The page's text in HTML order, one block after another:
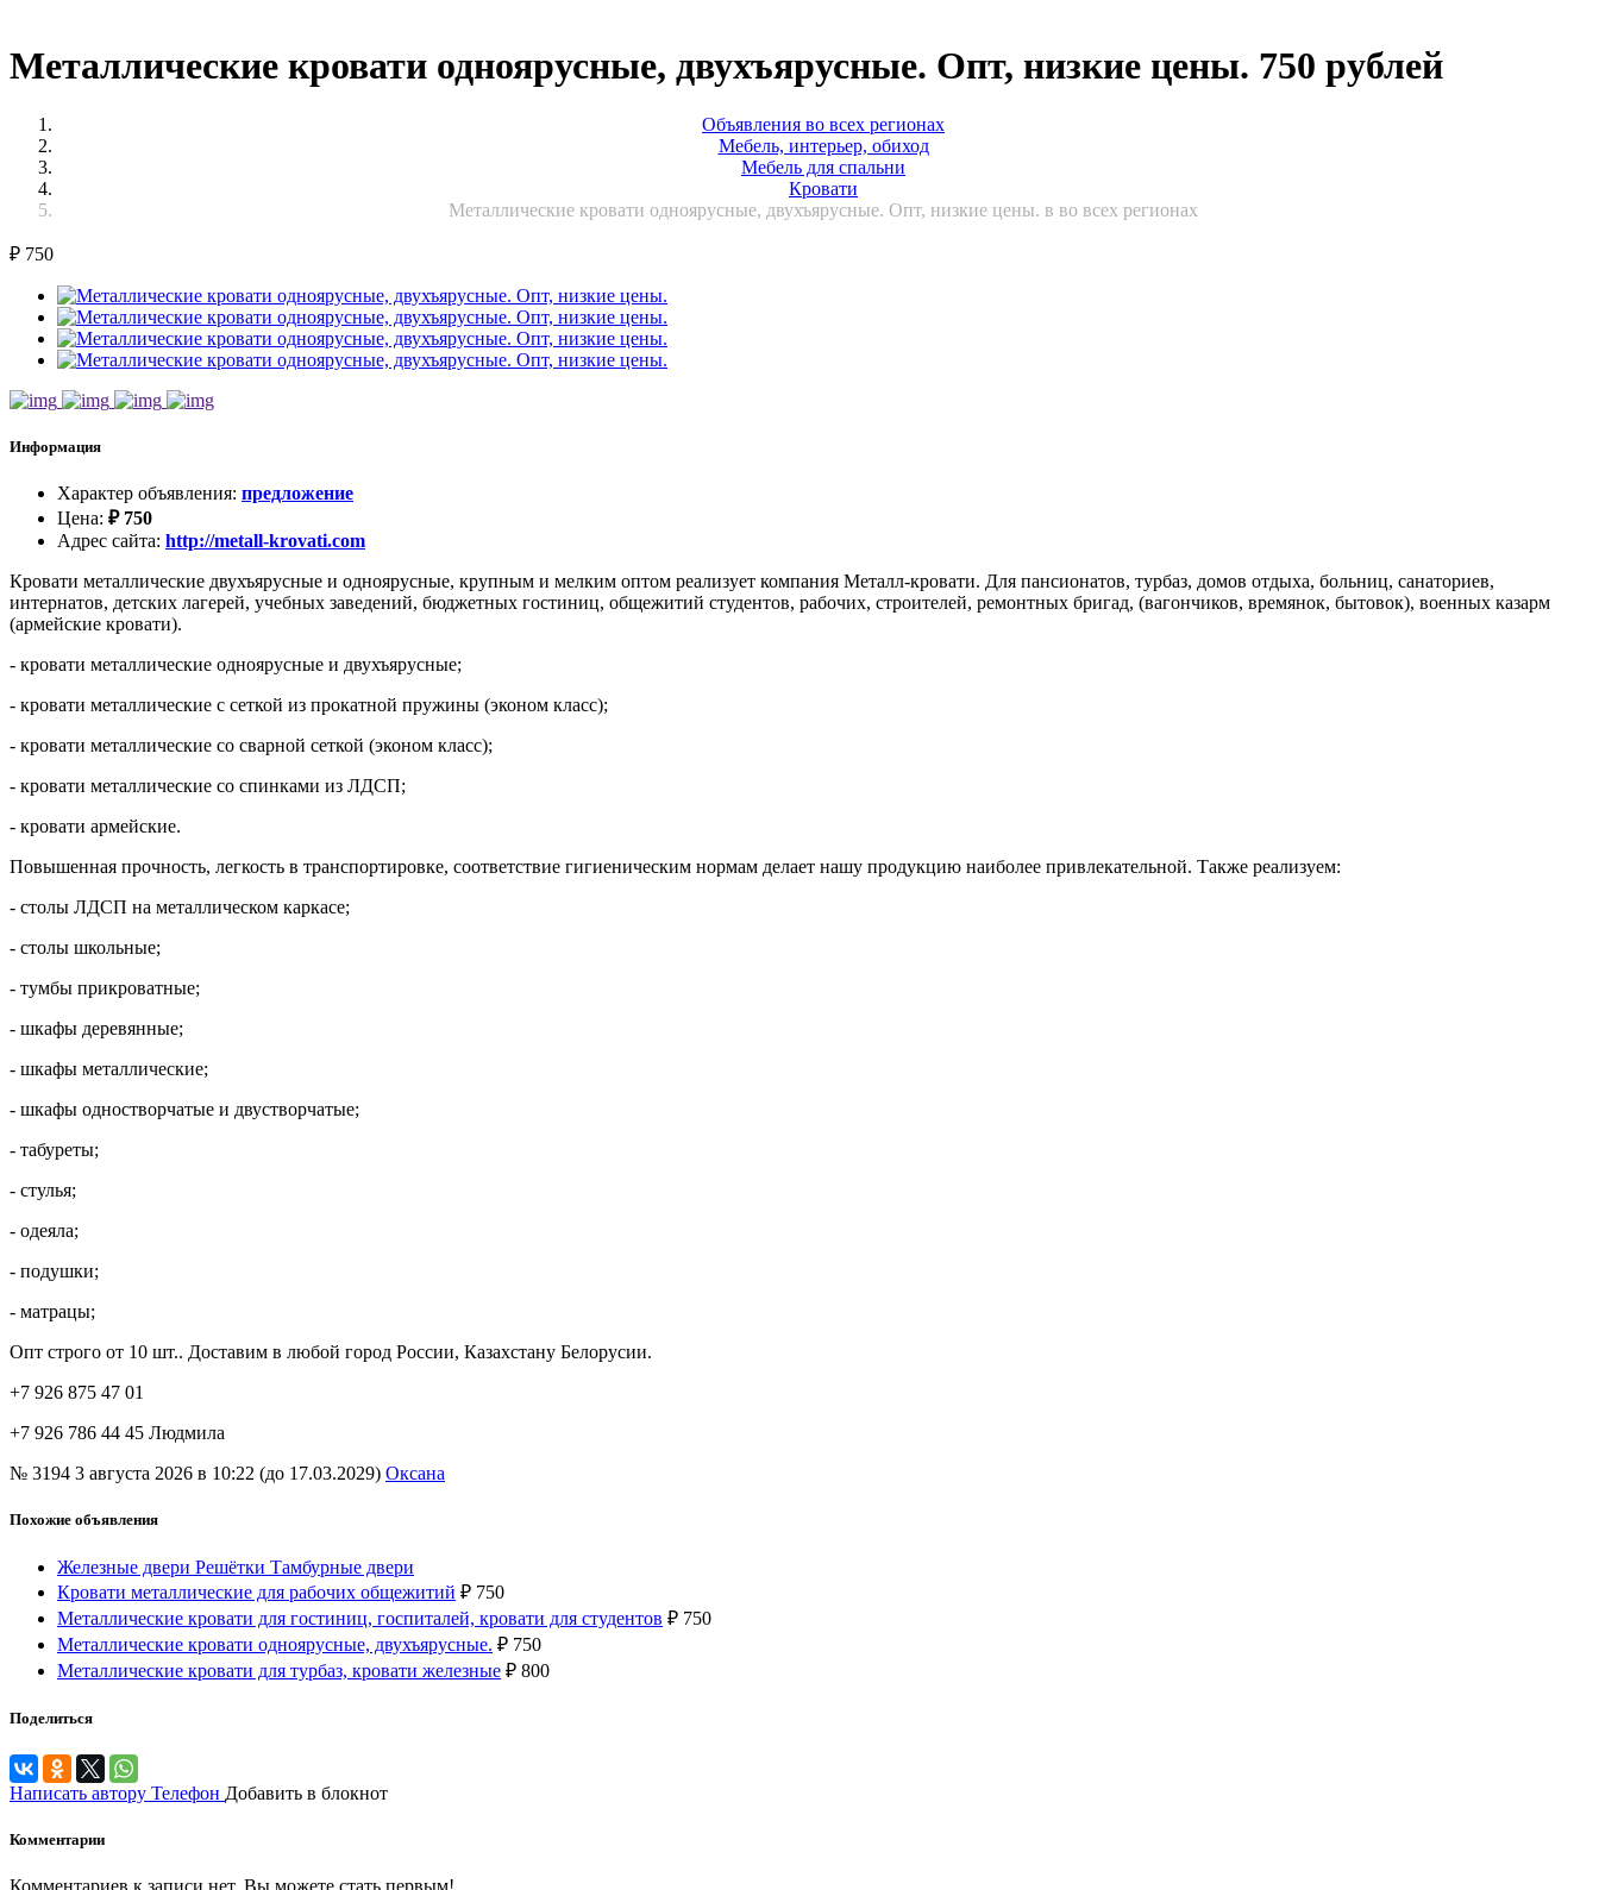
Металлические кровати одноярусные, двухъярусные. Опт, низкие цены. 750 рублей
Объявления во всех регионах
Мебель, интерьер, обиход
Мебель для спальни
Кровати
Металлические кровати одноярусные, двухъярусные. Опт, низкие цены. в во всех регионах
₽ 750
Информация
Характер объявления: предложение
Цена: ₽750
Адрес сайта: http://metall-krovati.com
Кровати металлические двухъярусные и одноярусные, крупным и мелким оптом реализует компания Металл-кровати. Для пансионатов, турбаз, домов отдыха, больниц, санаториев,
интернатов, детских лагерей, учебных заведений, бюджетных гостиниц, общежитий студентов, рабочих, строителей, ремонтных бригад, (вагончиков, времянок, бытовок), военных казарм
(армейские кровати).
- кровати металлические одноярусные и двухъярусные;
- кровати металлические с сеткой из прокатной пружины (эконом класс);
- кровати металлические со сварной сеткой (эконом класс);
- кровати металлические со спинками из ЛДСП;
- кровати армейские.
Повышенная прочность, легкость в транспортировке, соответствие гигиеническим нормам делает нашу продукцию наиболее привлекательной. Также реализуем:
- столы ЛДСП на металлическом каркасе;
- столы школьные;
- тумбы прикроватные;
- шкафы деревянные;
- шкафы металлические;
- шкафы одностворчатые и двустворчатые;
- табуреты;
- стулья;
- одеяла;
- подушки;
- матрацы;
Опт строго от 10 шт.. Доставим в любой город России, Казахстану Белорусии.
+7 926 875 47 01
+7 926 786 44 45 Людмила
№ 3194 3 августа 2026 в 10:22 (до 17.03.2029) Оксана
Похожие объявления
Железные двери Решётки Тамбурные двери
Кровати металлические для рабочих общежитий ₽ 750
Металлические кровати для гостиниц, госпиталей, кровати для студентов ₽ 750
Металлические кровати одноярусные, двухъярусные. ₽ 750
Металлические кровати для турбаз, кровати железные ₽ 800
Поделиться
Написать автору Телефон Добавить в блокнот
Комментарии